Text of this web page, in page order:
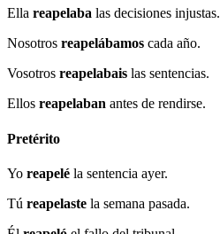
Ella reapelaba las decisiones injustas.
Nosotros reapelábamos cada año.
Vosotros reapelabais las sentencias.
Ellos reapelaban antes de rendirse.
Pretérito
Yo reapelé la sentencia ayer.
Tú reapelaste la semana pasada.